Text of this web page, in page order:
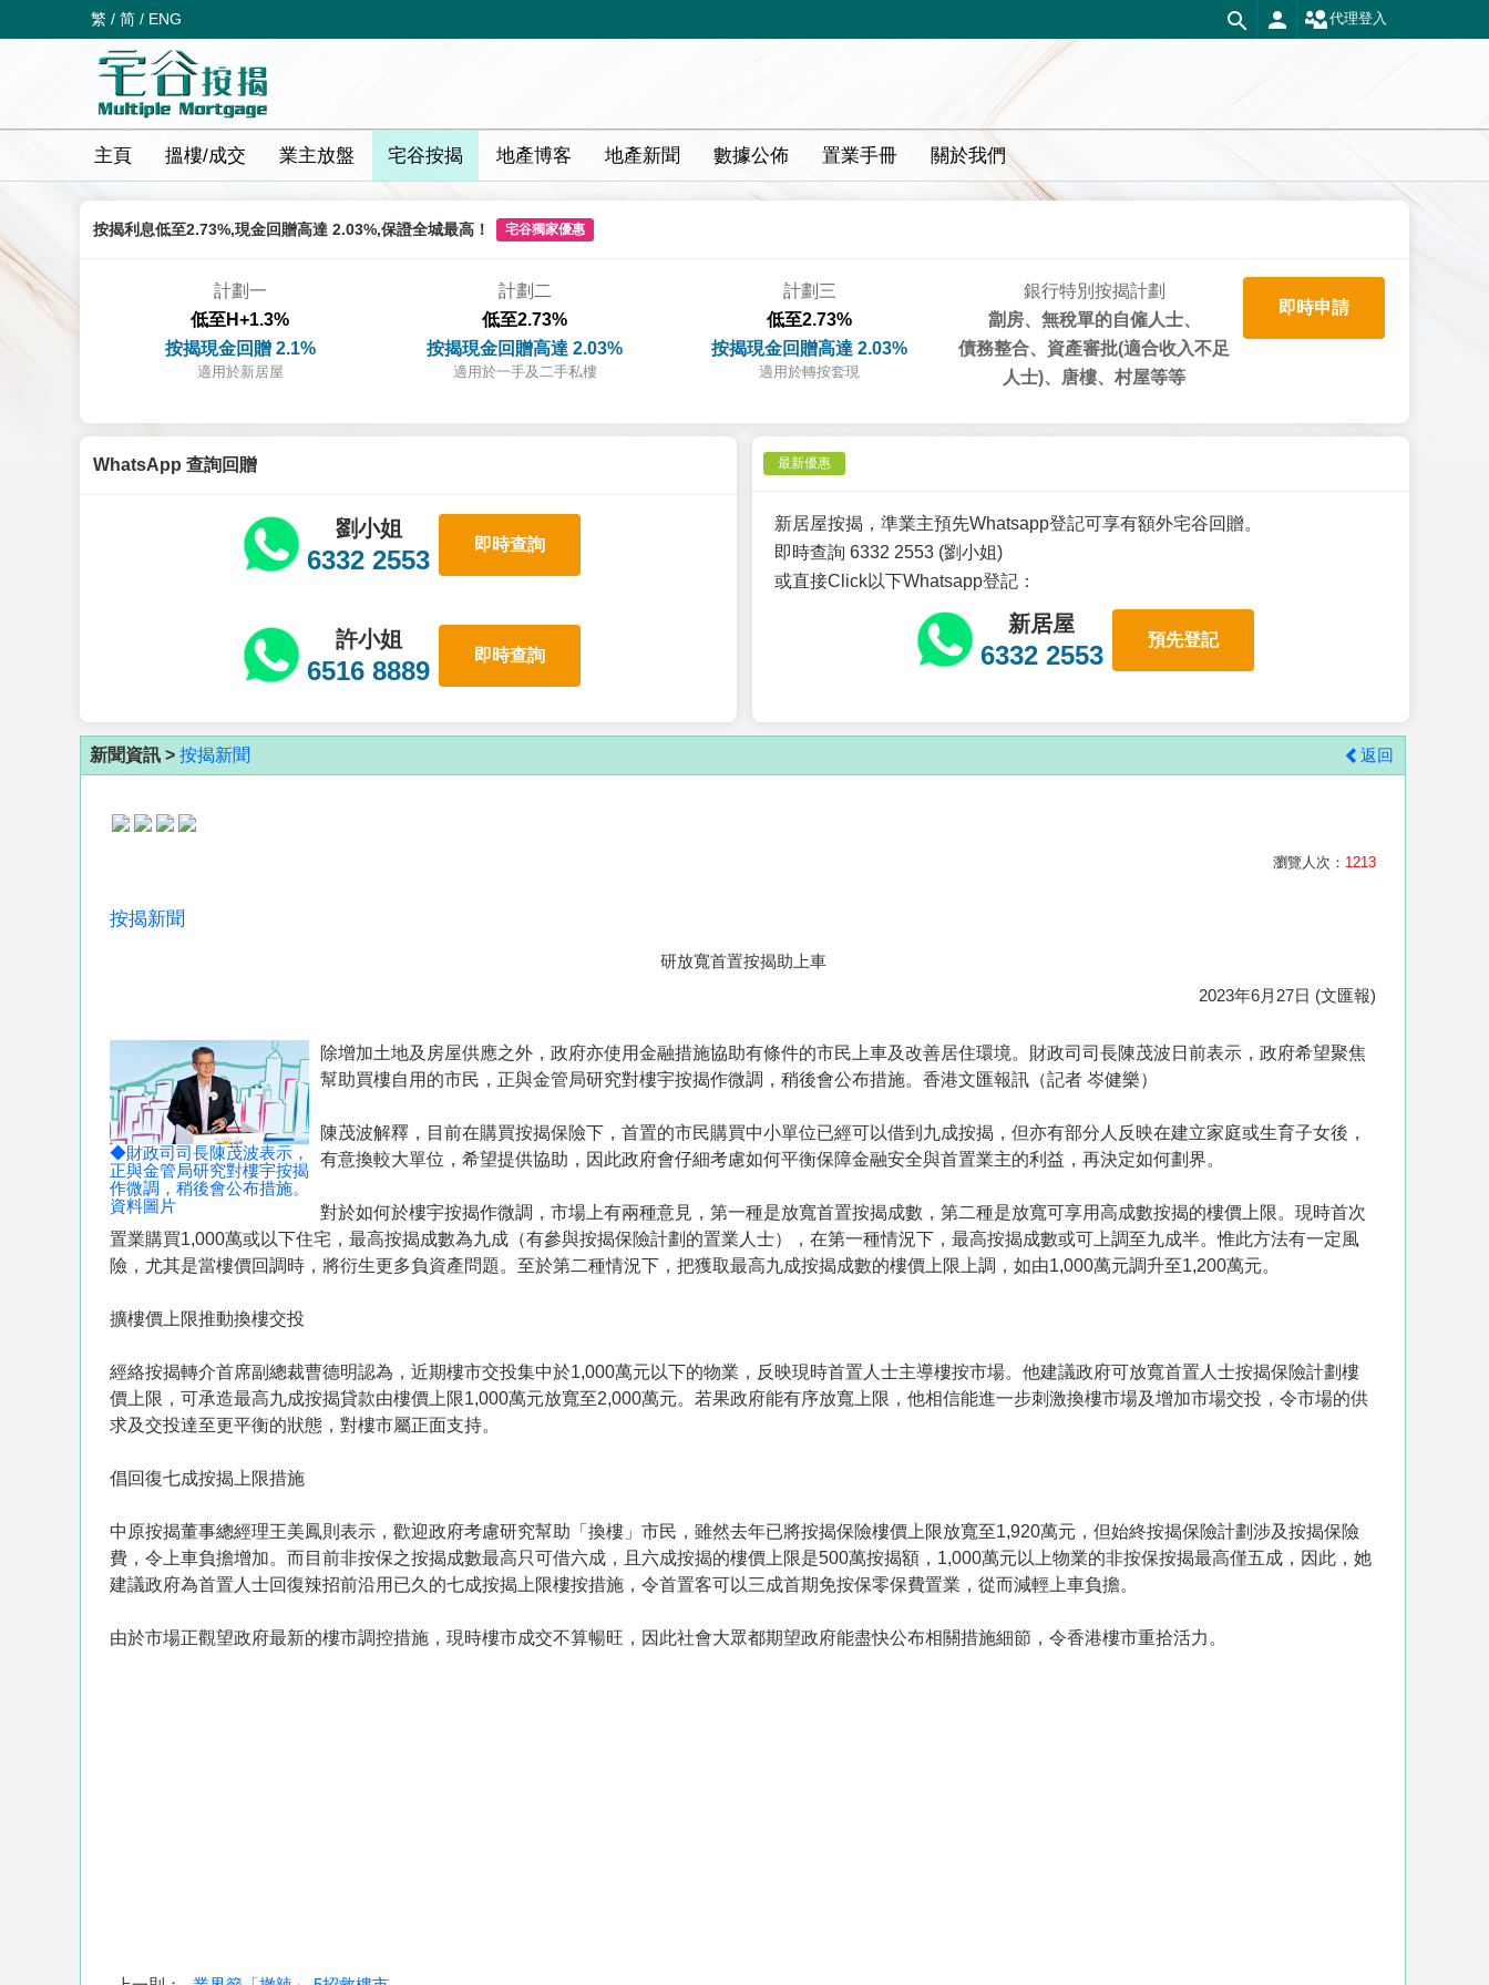
繁 / 简 / ENG 代理登入
主頁 搵樓/成交 業主放盤 宅谷按揭 地產博客 地產新聞 數據公佈 置業手冊 關於我們
按揭利息低至2.73%,現金回贈高達 2.03%,保證全城最高！ 宅谷獨家優惠
計劃一
低至H+1.3%
按揭現金回贈 2.1%
適用於新居屋
計劃二
低至2.73%
按揭現金回贈高達 2.03%
適用於一手及二手私樓
計劃三
低至2.73%
按揭現金回贈高達 2.03%
適用於轉按套現
銀行特別按揭計劃
劏房、無稅單的自僱人士、
債務整合、資產審批(適合收入不足
人士)、唐樓、村屋等等
即時申請
WhatsApp 查詢回贈
劉小姐
6332 2553
即時查詢
許小姐
6516 8889
即時查詢
最新優惠
新居屋按揭，準業主預先Whatsapp登記可享有額外宅谷回贈。
即時查詢 6332 2553 (劉小姐)
或直接Click以下Whatsapp登記：
新居屋
6332 2553
預先登記
新聞資訊 > 按揭新聞 返回
瀏覽人次： 1213
按揭新聞
研放寬首置按揭助上車
2023年6月27日 (文匯報)
◆財政司司長陳茂波表示，
正與金管局研究對樓宇按揭
作微調，稍後會公布措施。
資料圖片
除增加土地及房屋供應之外，政府亦使用金融措施協助有條件的市民上車及改善居住環境。財政司司長陳茂波日前表示，政府希望聚焦
幫助買樓自用的市民，正與金管局研究對樓宇按揭作微調，稍後會公布措施。香港文匯報訊（記者 岑健樂）
陳茂波解釋，目前在購買按揭保險下，首置的市民購買中小單位已經可以借到九成按揭，但亦有部分人反映在建立家庭或生育子女後，
有意換較大單位，希望提供協助，因此政府會仔細考慮如何平衡保障金融安全與首置業主的利益，再決定如何劃界。
對於如何於樓宇按揭作微調，市場上有兩種意見，第一種是放寬首置按揭成數，第二種是放寬可享用高成數按揭的樓價上限。現時首次
置業購買1,000萬或以下住宅，最高按揭成數為九成（有參與按揭保險計劃的置業人士），在第一種情況下，最高按揭成數或可上調至九成半。惟此方法有一定風
險，尤其是當樓價回調時，將衍生更多負資產問題。至於第二種情況下，把獲取最高九成按揭成數的樓價上限上調，如由1,000萬元調升至1,200萬元。
擴樓價上限推動換樓交投
經絡按揭轉介首席副總裁曹德明認為，近期樓市交投集中於1,000萬元以下的物業，反映現時首置人士主導樓按市場。他建議政府可放寬首置人士按揭保險計劃樓
價上限，可承造最高九成按揭貸款由樓價上限1,000萬元放寬至2,000萬元。若果政府能有序放寬上限，他相信能進一步刺激換樓市場及增加市場交投，令市場的供
求及交投達至更平衡的狀態，對樓市屬正面支持。
倡回復七成按揭上限措施
中原按揭董事總經理王美鳳則表示，歡迎政府考慮研究幫助「換樓」市民，雖然去年已將按揭保險樓價上限放寬至1,920萬元，但始終按揭保險計劃涉及按揭保險
費，令上車負擔增加。而目前非按保之按揭成數最高只可借六成，且六成按揭的樓價上限是500萬按揭額，1,000萬元以上物業的非按保按揭最高僅五成，因此，她
建議政府為首置人士回復辣招前沿用已久的七成按揭上限樓按措施，令首置客可以三成首期免按保零保費置業，從而減輕上車負擔。
由於市場正觀望政府最新的樓市調控措施，現時樓市成交不算暢旺，因此社會大眾都期望政府能盡快公布相關措施細節，令香港樓市重拾活力。